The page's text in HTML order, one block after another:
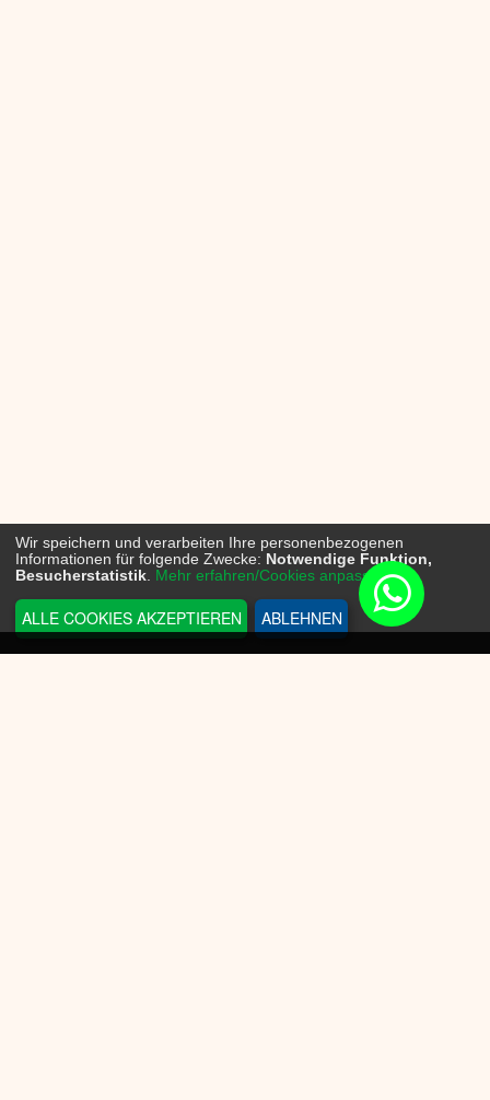
Wir speichern und verarbeiten Ihre personenbezogenen
Informationen für folgende Zwecke: Notwendige Funktion,
Besucherstatistik Mehr erfahren/Cookies anpassen...
ALLE COOKIES AKZEPTIEREN ABLEHNEN